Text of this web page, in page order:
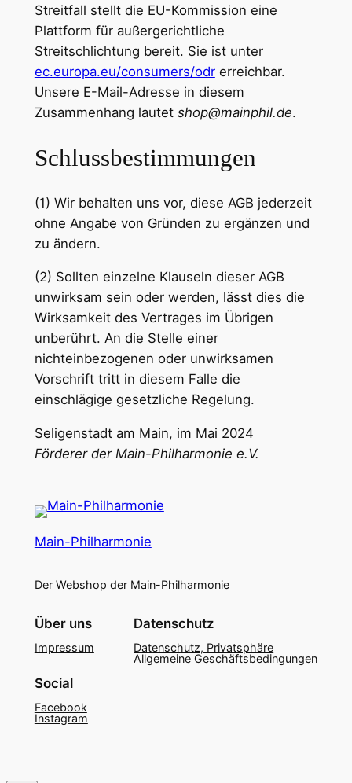
Streitfall stellt die EU-Kommission eine
Plattform für außergerichtliche
Streitschlichtung bereit. Sie ist unter
ec.europa.eu/consumers/odrerreichbar.
Unsere E-Mail-Adresse in diesem
Zusammenhang lautet shop@mainphil.de.
Schlussbestimmungen
(1) Wir behalten uns vor, diese AGB jederzeit
ohne Angabe von Gründen zu ergänzen und
zu ändern.
(2) Sollten einzelne Klauseln dieser AGB
unwirksam sein oder werden, lässt dies die
Wirksamkeit des Vertrages im Übrigen
unberührt. An die Stelle einer
nichteinbezogenen oder unwirksamen
Vorschrift tritt in diesem Falle die
einschlägige gesetzliche Regelung.
Seligenstadt am Main, im Mai 2024
Förderer der Main-Philharmonie e.V.
Main-Philharmonie
Der Webshop der Main-Philharmonie
Über uns
Impressum
Datenschutz
Datenschutz, Privatsphäre
Allgemeine Geschäftsbedingungen
Social
Facebook
Instagram